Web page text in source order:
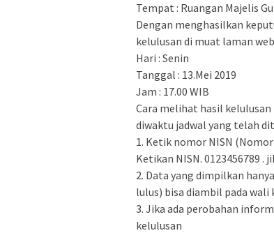
Tempat : Ruangan Majelis
Dengan menghasilkan
kelulusan di muat laman
Hari : Senin
Tanggal : 13.Mei 2019
Jam : 17.00 WIB
Cara melihat hasil kelulusan
diwaktu jadwal yang telah
1. Ketik nomor NISN
Ketikan NISN. 0123456789 .
2. Data yang dimpilkan
lulus) bisa diambil pada wali
3. Jika ada perobahan
kelulusan